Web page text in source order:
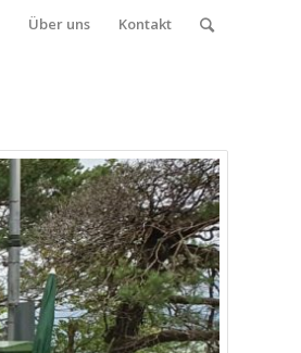
Über uns Kontakt